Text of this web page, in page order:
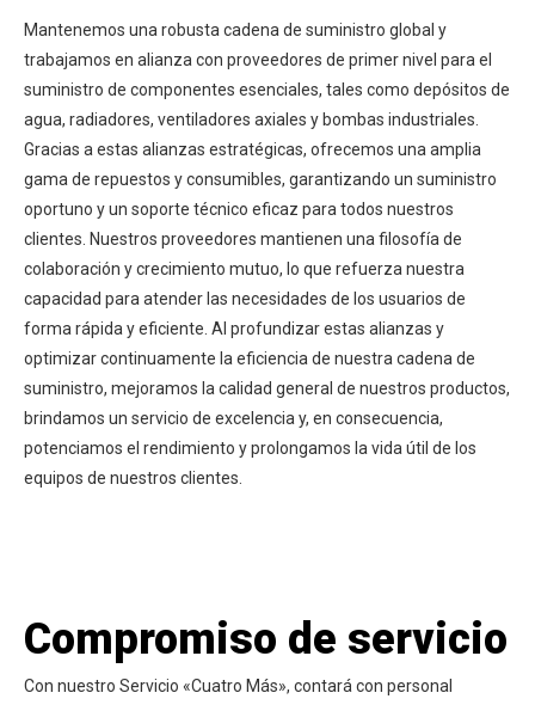
Mantenemos una robusta cadena de suministro global y
trabajamos en alianza con proveedores de primer nivel para el
suministro de componentes esenciales, tales como depósitos de
agua, radiadores, ventiladores axiales y bombas industriales.
Gracias a estas alianzas estratégicas, ofrecemos una amplia
gama de repuestos y consumibles, garantizando un suministro
oportuno y un soporte técnico eficaz para todos nuestros
clientes. Nuestros proveedores mantienen una filosofía de
colaboración y crecimiento mutuo, lo que refuerza nuestra
capacidad para atender las necesidades de los usuarios de
forma rápida y eficiente. Al profundizar estas alianzas y
optimizar continuamente la eficiencia de nuestra cadena de
suministro, mejoramos la calidad general de nuestros productos,
brindamos un servicio de excelencia y, en consecuencia,
potenciamos el rendimiento y prolongamos la vida útil de los
equipos de nuestros clientes.
Compromiso de servicio
Con nuestro Servicio «Cuatro Más», contará con personal